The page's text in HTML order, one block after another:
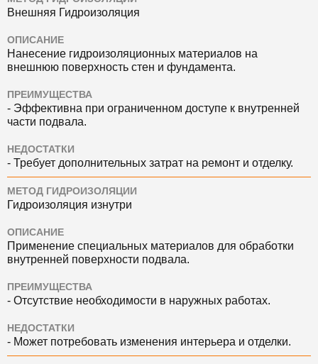
Внешняя Гидроизоляция
ОПИСАНИЕ
Нанесение гидроизоляционных материалов на
внешнюю поверхность стен и фундамента.
ПРЕИМУЩЕСТВА
- Эффективна при ограниченном доступе к внутренней
части подвала.
НЕДОСТАТКИ
- Требует дополнительных затрат на ремонт и отделку.
МЕТОД ГИДРОИЗОЛЯЦИИ
Гидроизоляция изнутри
ОПИСАНИЕ
Применение специальных материалов для обработки
внутренней поверхности подвала.
ПРЕИМУЩЕСТВА
- Отсутствие необходимости в наружных работах.
НЕДОСТАТКИ
- Может потребовать изменения интерьера и отделки.